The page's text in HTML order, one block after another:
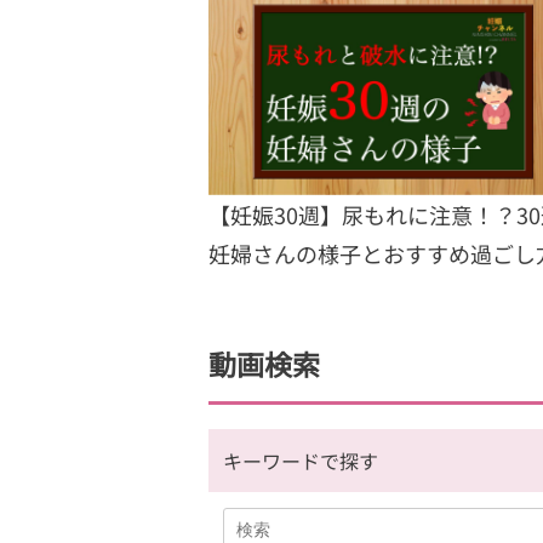
【妊娠30週】尿もれに注意！？
妊婦さんの様子とおすすめ過ごし
動画検索
キーワードで探す